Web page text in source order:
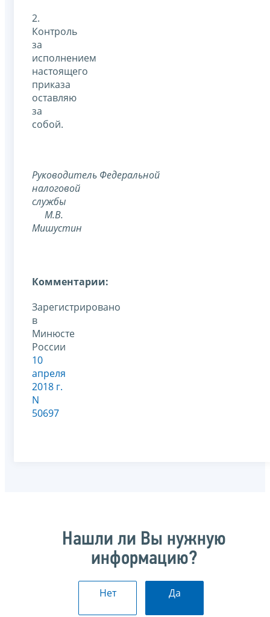
2.
Контроль
за
исполнением
настоящего
приказа
оставляю
за
собой.
Руководитель Федеральной
налоговой
службы
М.В.
Мишустин
Комментарии:
Зарегистрировано
в
Минюсте
России
10
апреля
2018 г.
N
50697
Нашли ли Вы нужную
информацию?
Нет Да